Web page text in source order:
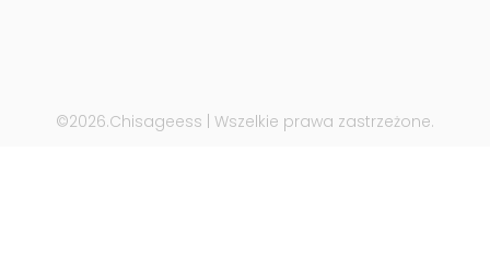
©2026.Chisageess | Wszelkie prawa zastrzeżone.